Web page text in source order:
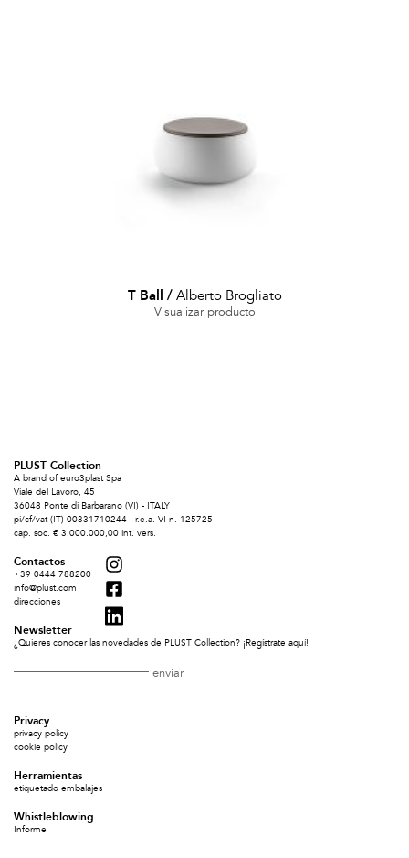
T Ball / Alberto Brogliato
Visualizar producto
PLUST Collection
A brand of euro3plast Spa
Viale del Lavoro, 45
36048 Ponte di Barbarano (VI) - ITALY
pi/cf/vat (IT) 00331710244 - r.e.a. VI n. 125725
cap. soc. € 3.000.000,00 int. vers.
Contactos
+39 0444 788200
info@plust.com
direcciones
Newsletter
¿Quieres conocer las novedades de PLUST Collection? ¡Regístrate aquí!
Privacy
privacy policy
cookie policy
Herramientas
etiquetado embalajes
Whistleblowing
Informe